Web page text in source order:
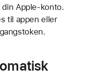
Apple-konto.
til appen eller